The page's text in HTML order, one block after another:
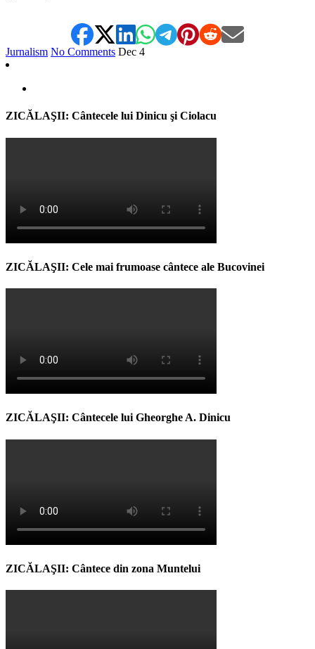
Jurnalism No Comments Dec 4
ZICĂLAŞII: Cântecele lui Dinicu şi Ciolacu
ZICĂLAŞII: Cele mai frumoase cântece ale Bucovinei
ZICĂLAŞII: Cântecele lui Gheorghe A. Dinicu
ZICĂLAŞII: Cântece din zona Muntelui